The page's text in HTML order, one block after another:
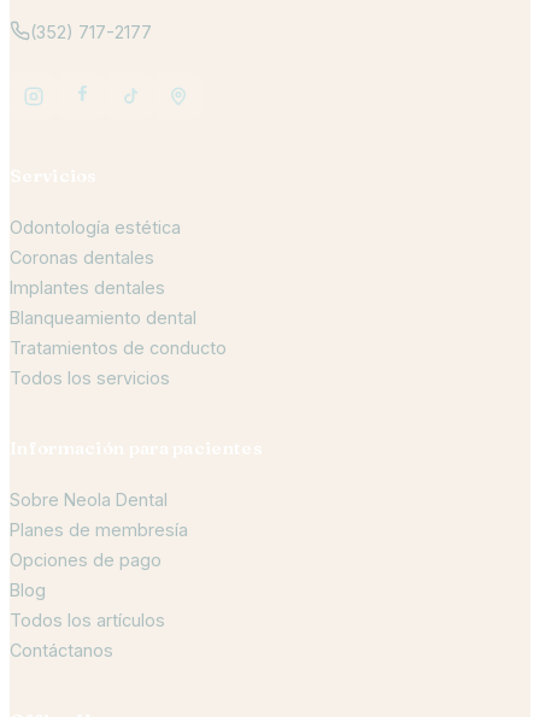
(352) 717-2177
Odontología estética
Coronas dentales
Implantes dentales
Blanqueamiento dental
Tratamientos de conducto
Todos los servicios
Sobre Neola Dental
Planes de membresía
Opciones de pago
Blog
Todos los artículos
Contáctanos